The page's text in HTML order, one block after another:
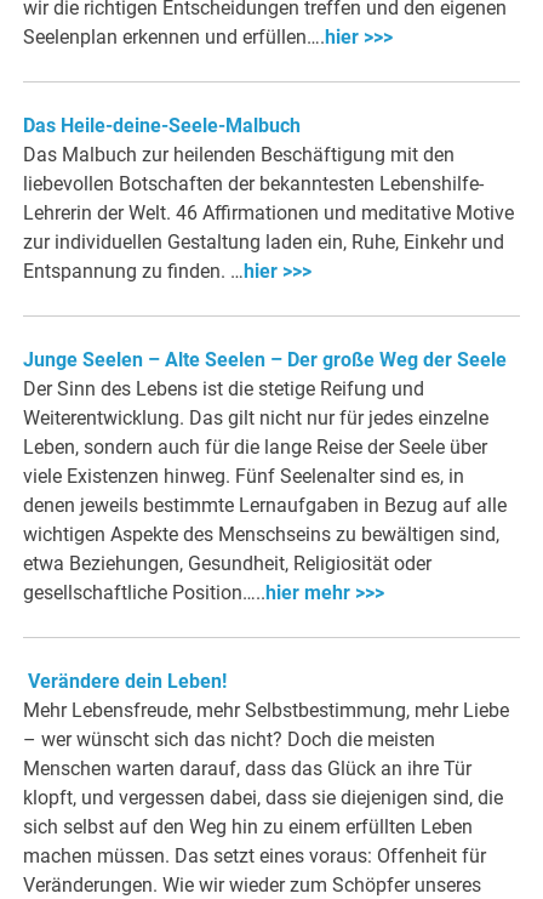
wir die richtigen Entscheidungen treffen und den eigenen
Seelenplan erkennen und erfüllen…. hier >>>
Das Heile-deine-Seele-Malbuch
Das Malbuch zur heilenden Beschäftigung mit den
liebevollen Botschaften der bekanntesten Lebenshilfe-
Lehrerin der Welt. 46 Affirmationen und meditative Motive
zur individuellen Gestaltung laden ein, Ruhe, Einkehr und
Entspannung zu finden. … hier >>>
Junge Seelen – Alte Seelen – Der große Weg der Seele
Der Sinn des Lebens ist die stetige Reifung und
Weiterentwicklung. Das gilt nicht nur für jedes einzelne
Leben, sondern auch für die lange Reise der Seele über
viele Existenzen hinweg. Fünf Seelenalter sind es, in
denen jeweils bestimmte Lernaufgaben in Bezug auf alle
wichtigen Aspekte des Menschseins zu bewältigen sind,
etwa Beziehungen, Gesundheit, Religiosität oder
gesellschaftliche Position….. hier mehr >>>
Verändere dein Leben!
Mehr Lebensfreude, mehr Selbstbestimmung, mehr Liebe
– wer wünscht sich das nicht? Doch die meisten
Menschen warten darauf, dass das Glück an ihre Tür
klopft, und vergessen dabei, dass sie diejenigen sind, die
sich selbst auf den Weg hin zu einem erfüllten Leben
machen müssen. Das setzt eines voraus: Offenheit für
Veränderungen. Wie wir wieder zum Schöpfer unseres